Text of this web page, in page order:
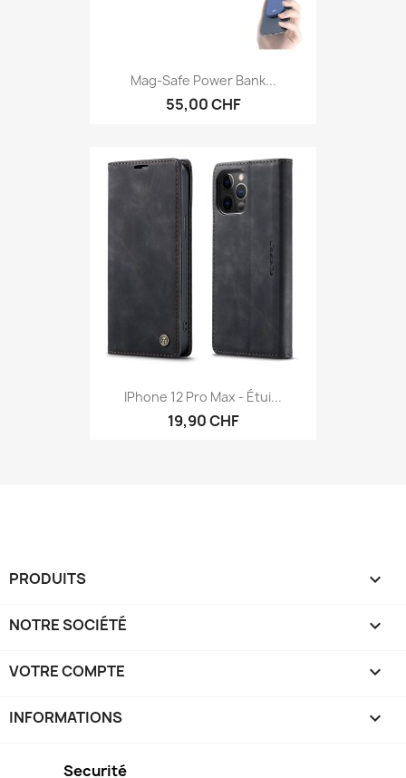
Mag-Safe Power Bank...
55,00 CHF
IPhone 12 Pro Max - Étui...
19,90 CHF
PRODUITS 
NOTRE SOCIÉTÉ 
VOTRE COMPTE 
INFORMATIONS keyboard_arrow_down
Securité